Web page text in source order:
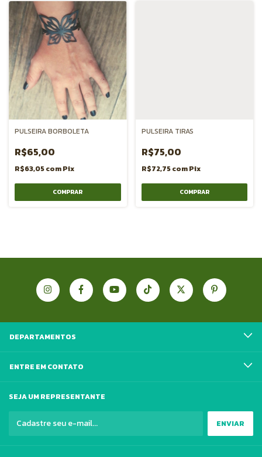
PULSEIRA BORBOLETA
R$65,00
R$63,05comPix
PULSEIRA TIRAS
R$75,00
R$72,75comPix
DEPARTAMENTOS
ENTRE EM CONTATO
SEJA UM REPRESENTANTE